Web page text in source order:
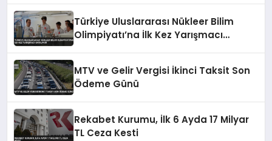
Türkiye Uluslararası Nükleer Bilim
Olimpiyatı’na İlk Kez Yarışmacı
MTV ve Gelir Vergisi İkinci Taksit Son
Ödeme Günü
Rekabet Kurumu, İlk 6 Ayda 17 Milyar
TL Ceza Kesti